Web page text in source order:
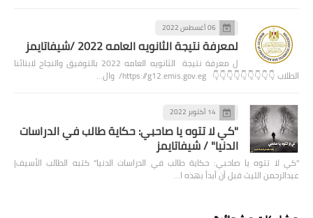
06 أغسطس 2022
لمعرفة نتيجة الثانويه العامه 2022 /شيفاتايمز
ل معرفة نتيجة الثانويه العامه 2022 بالتوفيق والنجاح لابنائنا
الطلاب 👇👇👇👇👇👇👇👇👇 https://g12.emis.gov.eg/ وال…
14 أكتوبر 2022
"كي لا تتوه يا صاحبي: حكاية طالب في الدراسات
الدنيا" / شيفاتايمز
"كي لا تتوه يا صاحبي: حكاية طالب في الدراسات الدنيا" كتبه الطالب الأسيف|
عبدالرحمن الليث قبل أن أبدأ بهذه ا…